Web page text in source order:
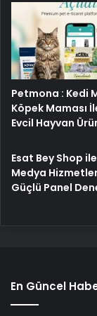
Petmona : Kedi
Köpek Maması
Evcil Hayvan
Esat Bey Shop
Medya
Güçlü Panel
En Güncel